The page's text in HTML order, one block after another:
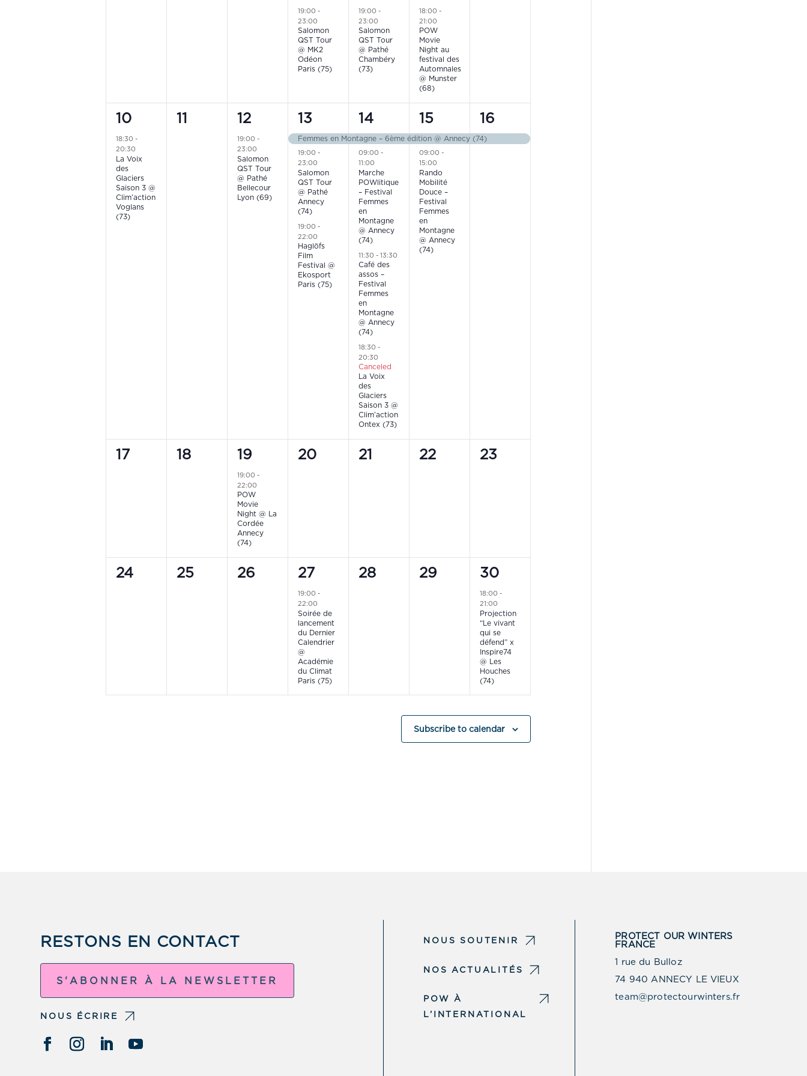
event,
19:00-
23:00
Salomon
QST Tour
@ MK2
Odéon
Paris (75)
event,
19:00-
23:00
Salomon
QST Tour
@ Pathé
Chambéry
(73)
event,
18:00-
21:00
POW
Movie
Night au
festival des
Automnales
@ Munster
(68)
1
event,
10
18:30-
20:30
La Voix
des
Glaciers
Saison 3 @
Clim’action
Voglans
(73)
0
11
1
event,
12
19:00-
23:00
Salomon
QST Tour
@ Pathé
Bellecour
Lyon (69)
3
events,
13
Femmes en Montagne – 6ème édition @ Annecy (74)
19:00-
23:00
Salomon
QST Tour
@ Pathé
Annecy
(74)
19:00-
22:00
Haglöfs
Film
Festival @
Ekosport
Paris (75)
4
events,
14
09:00-
11:00
Marche
POWlitique
– Festival
Femmes
en
Montagne
@ Annecy
(74)
11:30-13:30
Café des
assos –
Festival
Femmes
en
Montagne
@ Annecy
(74)
18:30-
20:30
Canceled
La Voix
des
Glaciers
Saison 3 @
Clim’action
Ontex (73)
2
events,
15
09:00-
15:00
Rando
Mobilité
Douce –
Festival
Femmes
en
Montagne
@ Annecy
(74)
1
event,
16
0
17
0
18
1
event,
19
19:00-
22:00
POW
Movie
Night @ La
Cordée
Annecy
(74)
0
20
0
21
0
22
0
23
0
24
0
25
0
26
1
event,
27
19:00-
22:00
Soirée de
lancement
du Dernier
Calendrier
@
Académie
du Climat
Paris (75)
0
28
0
29
1
event,
30
18:00-
21:00
Projection
“Le vivant
qui se
défend” x
Inspire74
@ Les
Houches
(74)
Subscribe to calendar
RESTONS EN CONTACT
S'ABONNER À LA NEWSLETTER
NOUS ÉCRIRE
NOUS SOUTENIR
NOS ACTUALITÉS
POW À
L’INTERNATIONAL
PROTECT OUR WINTERS
FRANCE
1 rue du Bulloz
74 940 ANNECY LE VIEUX
team@protectourwinters.fr